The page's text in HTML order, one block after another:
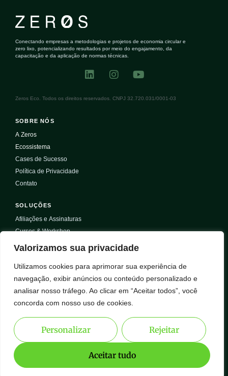
Valorizamos sua privacidade
Utilizamos cookies para aprimorar sua experiência de
navegação, exibir anúncios ou conteúdo personalizado e
analisar nosso tráfego. Ao clicar em “Aceitar todos”, você
concorda com nosso uso de cookies.
Personalizar Rejeitar
Aceitar tudo
Conectando empresas a metodologias e projetos de economia circular e
zero lixo, potencializando resultados por meio do engajamento, da
capacitação e da aplicação de normas técnicas.
Zeros Eco. Todos os direitos reservados. CNPJ 32.720.031/0001-03
SOBRE NÓS
A Zeros
Ecossistema
Cases de Sucesso
Política de Privacidade
Contato
SOLUÇÕES
Afiliações e Assinaturas
Cursos & Workshop
Selos & Certificações
Serviços
Eventos
CONTEÚDO
Biblioteca Gratuita
Webinars